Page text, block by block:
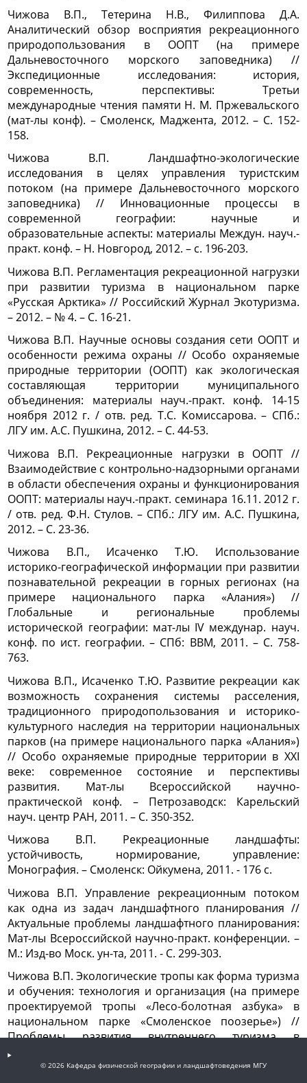
Чижова В.П., Тетерина Н.В., Филиппова Д.А.
Аналитический обзор восприятия рекреационного
природопользования в ООПТ (на примере
Дальневосточного морского заповедника) //
Экспедиционные исследования: история,
современность, перспективы: Третьи
международные чтения памяти Н. М. Пржевальского
(мат-лы конф). – Смоленск, Маджента, 2012. – С. 152-
158.
Чижова В.П. Ландшафтно-экологические
исследования в целях управления туристским
потоком (на примере Дальневосточного морского
заповедника) // Инновационные процессы в
современной географии: научные и
образовательные аспекты: материалы Междун. науч.-
практ. конф. – Н. Новгород, 2012. – с. 196-203.
Чижова В.П. Регламентация рекреационной нагрузки
при развитии туризма в национальном парке
«Русская Арктика» // Российский Журнал Экотуризма.
– 2012. – № 4. – С. 16-21.
Чижова В.П. Научные основы создания сети ООПТ и
особенности режима охраны // Особо охраняемые
природные территории (ООПТ) как экологическая
составляющая территории муниципального
объединения: материалы науч.-практ. конф. 14-15
ноября 2012 г. / отв. ред. Т.С. Комиссарова. – СПб.:
ЛГУ им. А.С. Пушкина, 2012. – C. 44-53.
Чижова В.П. Рекреационные нагрузки в ООПТ //
Взаимодействие с контрольно-надзорными органами
в области обеспечения охраны и функционирования
ООПТ: материалы науч.-практ. семинара 16.11. 2012 г.
/ отв. ред. Ф.Н. Стулов. – СПб.: ЛГУ им. А.С. Пушкина,
2012. – С. 23-36.
Чижова В.П., Исаченко Т.Ю. Использование
историко-географической информации при развитии
познавательной рекреации в горных регионах (на
примере национального парка «Алания») //
Глобальные и региональные проблемы
исторической географии: мат-лы IV междунар. науч.
конф. по ист. географии. – СПб: ВВМ, 2011. – С. 758-
763.
Чижова В.П., Исаченко Т.Ю. Развитие рекреации как
возможность сохранения системы расселения,
традиционного природопользования и историко-
культурного наследия на территории национальных
парков (на примере национального парка «Алания»)
// Особо охраняемые природные территории в XXI
веке: современное состояние и перспективы
развития. Мат-лы Всероссийской научно-
практической конф. – Петрозаводск: Карельский
науч. центр РАН, 2011. – С. 350-352.
Чижова В.П. Рекреационные ландшафты:
устойчивость, нормирование, управление:
Монография. – Смоленск: Ойкумена, 2011. - 176 с.
Чижова В.П. Управление рекреационным потоком
как одна из задач ландшафтного планирования //
Актуальные проблемы ландшафтного планирования:
Мат-лы Всероссийской научно-практ. конференции. –
М.: Изд-во Моск. ун-та, 2011. - С. 299-303.
Чижова В.П. Экологические тропы как форма туризма
и обучения: технология и организация (на примере
проектируемой тропы «Лесо-болотная азбука» в
национальном парке «Смоленское поозерье») //
Проблемы развития внутреннего туризма в
Центральной России: мат-лы V межрегион. научно-
практ. конф. – Ярославль, 2010. – С. 25-30.
© 2026 Кафедра физической географии и ландшафтоведения МГУ